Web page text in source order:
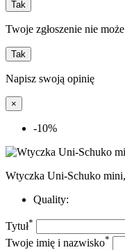
Tak
Twoje zgłoszenie nie
Tak
Napisz swoją opinię
×
-10%
Wtyczka Uni-Schuko
Quality:
Tytuł*
Twoje imię i nazwisko*